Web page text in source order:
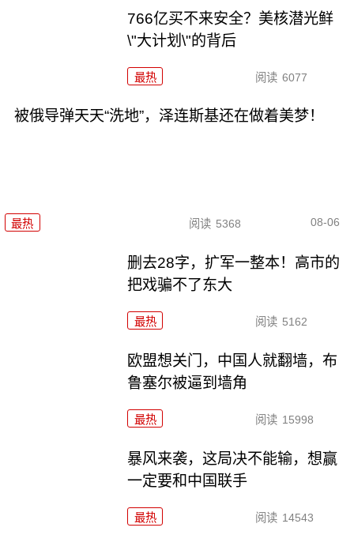
766亿买不来安全？美核潜光鲜
\"大计划\"的背后
最热 阅读 6077
被俄导弹天天“洗地”，泽连斯基还在做着美梦！
最热 阅读 5368 08-06
删去28字，扩军一整本！高市的
把戏骗不了东大
最热 阅读 5162
欧盟想关门，中国人就翻墙，布
鲁塞尔被逼到墙角
最热 阅读 15998
暴风来袭，这局决不能输，想赢
一定要和中国联手
最热 阅读 14543